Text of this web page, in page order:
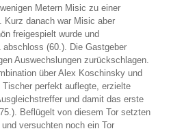
Metern Misic zu einer
Kurz danach war Misic aber
freigespielt wurde und
(60.). Die Gastgeber
Auswechslungen zurückschlagen.
über Alex Koschinsky und
perfekt auflegte, erzielte
und damit das erste
Beflügelt von diesem Tor setzten
versuchten noch ein Tor